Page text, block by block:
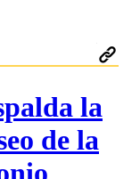
la
de la